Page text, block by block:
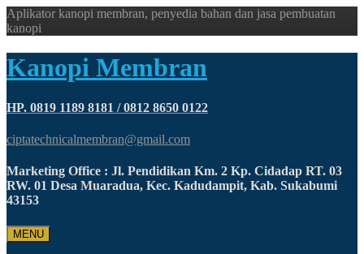
Aplikator kanopi membran, penyedia bahan dan jasa pembuatan
kanopi
Kanopi Membran
HP. 0819 1189 8181 / 0812 8650 0122
ciptatechnicalmembran@gmail.com
Marketing Office : Jl. Pendidikan Km. 2 Kp. Cidadap RT. 03
RW. 01 Desa Muaradua, Kec. Kadudampit, Kab. Sukabumi
43153
MENU